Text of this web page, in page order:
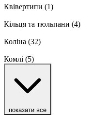
Квівертипи (1)
Кільця та тюльпани (4)
Коліна (32)
Комлі (5)
показати все